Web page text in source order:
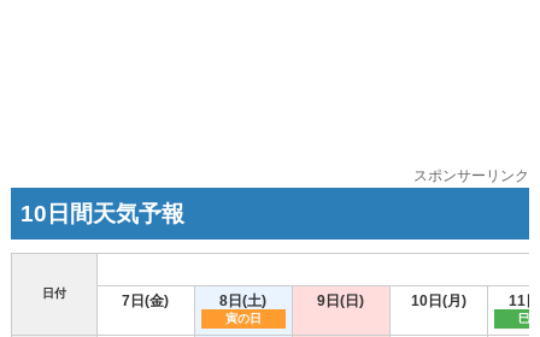
スポンサーリンク
10日間天気予報
日付 7日(金) 8日(土)
寅の日
9日(日) 10日(月) 11
巳